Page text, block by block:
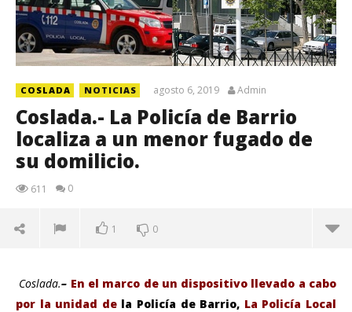
COSLADA NOTICIAS agosto 6, 2019 Admin
Coslada.- La Policía de Barrio
localiza a un menor fugado de
su domilicio.
611 0
1 0
Coslada.– En el marco de un dispositivo llevado a cabo
por la unidad dela Policía de Barrio, La Policía Local